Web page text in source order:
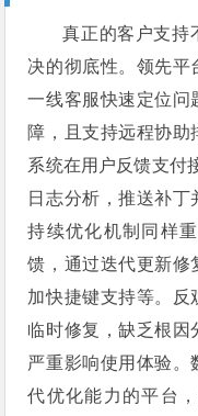
真正的客户支持
决的彻底性。领先平
一线客服快速定位问
障，且支持远程协助
系统在用户反馈支付
日志分析，推送补丁
持续优化机制同样
馈，通过迭代更新修
加快捷键支持等。反
临时修复，缺乏根因
严重影响使用体验。
代优化能力的平台